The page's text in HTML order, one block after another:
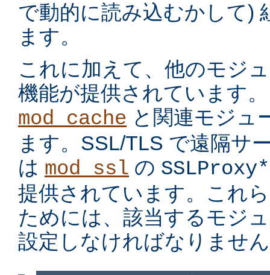
で動的に読み込むかして)
ます。
これに加えて、他のモジ
機能が提供されています
mod_cache と関連モジュ
ます。SSL/TLS で遠隔サ
は mod_ssl の SSLProxy*
提供されています。これ
ためには、該当するモジ
設定しなければなりませ